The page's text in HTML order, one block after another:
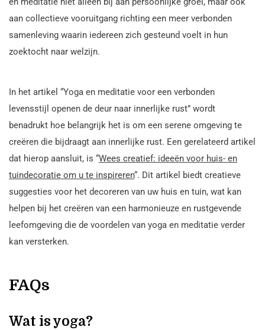
aan collectieve vooruitgang richting een meer verbonden
samenleving waarin iedereen zich gesteund voelt in hun
zoektocht naar welzijn.
In het artikel “Yoga en meditatie voor een verbonden
levensstijl openen de deur naar innerlijke rust” wordt
benadrukt hoe belangrijk het is om een serene omgeving te
creëren die bijdraagt aan innerlijke rust. Een gerelateerd artikel
dat hierop aansluit, is “Wees creatief: ideeën voor huis- en
tuindecoratie om u te inspireren“. Dit artikel biedt creatieve
suggesties voor het decoreren van uw huis en tuin, wat kan
helpen bij het creëren van een harmonieuze en rustgevende
leefomgeving die de voordelen van yoga en meditatie verder
kan versterken.
FAQs
Wat is yoga?